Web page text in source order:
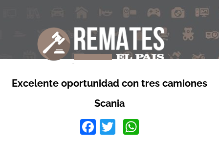
Excelente oportunidad con tres camiones
Scania
Facebook
Twitter